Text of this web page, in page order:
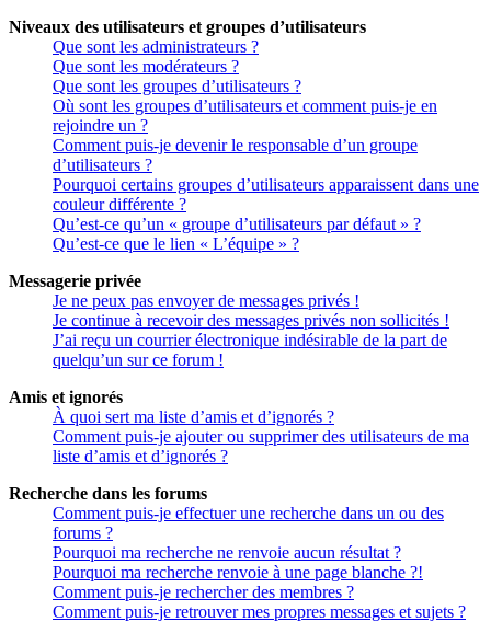
Niveaux des utilisateurs et groupes d’utilisateurs
Que sont les administrateurs ?
Que sont les modérateurs ?
Que sont les groupes d’utilisateurs ?
Où sont les groupes d’utilisateurs et comment puis-je en
rejoindre un ?
Comment puis-je devenir le responsable d’un groupe
d’utilisateurs ?
Pourquoi certains groupes d’utilisateurs apparaissent dans une
couleur différente ?
Qu’est-ce qu’un « groupe d’utilisateurs par défaut » ?
Qu’est-ce que le lien « L’équipe » ?
Messagerie privée
Je ne peux pas envoyer de messages privés !
Je continue à recevoir des messages privés non sollicités !
J’ai reçu un courrier électronique indésirable de la part de
quelqu’un sur ce forum !
Amis et ignorés
À quoi sert ma liste d’amis et d’ignorés ?
Comment puis-je ajouter ou supprimer des utilisateurs de ma
liste d’amis et d’ignorés ?
Recherche dans les forums
Comment puis-je effectuer une recherche dans un ou des
forums ?
Pourquoi ma recherche ne renvoie aucun résultat ?
Pourquoi ma recherche renvoie à une page blanche ?!
Comment puis-je rechercher des membres ?
Comment puis-je retrouver mes propres messages et sujets ?